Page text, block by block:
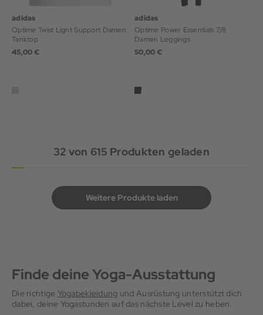
adidas
Optime Twist Light Support Damen
Tanktop
45,00 €
adidas
Optime Power Essentials 7/8
Damen Leggings
50,00 €
32 von 615 Produkten geladen
Weitere Produkte laden
Finde deine Yoga-Ausstattung
Die richtige Yogabekleidung und Ausrüstung unterstützt dich
dabei, deine Yogastunden auf das nächste Level zu heben.